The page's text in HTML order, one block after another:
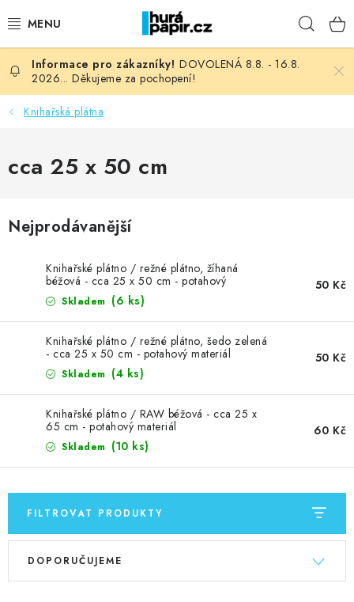
na
NOVINKY
HURÁ DÍLNA
KURZY NATY LYSAK
OBLÍBENÉ ♥️
MOJE OBJEDNÁVKA
ZNAČKY
Doprava Kontakty Moje objednávka
Hodnocení obchodu
Obchodní podmínky
Podmínky ochrany osobních údajů
Ověřování recenzí
Jak nakupovat
DOVOLENÁ 8.8. - 16.8.
2026... Děkujeme za pochopení!
Knihařská plátna
cca 25 x 50 cm
Nejprodávanější
Knihařské plátno / režné plátno, žíhaná
béžová - cca 25 x 50 cm - potahový
materiálSkladem (6 ks)
50 Kč
Knihařské plátno / režné plátno, šedo zelená
- cca 25 x 50 cm - potahový materiál
Skladem (4 ks)
50 Kč
Knihařské plátno / RAW béžová - cca 25 x
65 cm - potahový materiál
Skladem (10 ks)
60 Kč
FILTROVAT PRODUKTY
V
Ř
DOPORUČUJEME